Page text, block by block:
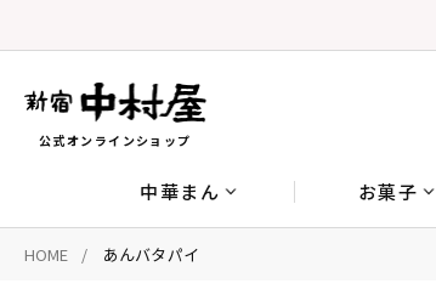
公式オンラインショップ
中華まん お菓子
HOME あんバタパイ